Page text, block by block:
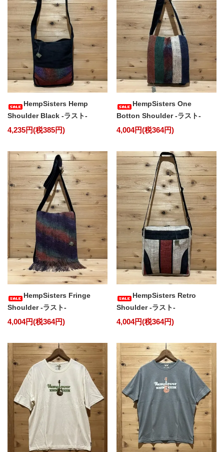
HempSisters Hemp
Shoulder Black -ラスト-
4,235円(税385円)
HempSisters One
Botton Shoulder -ラスト-
4,004円(税364円)
HempSisters Fringe
Shoulder -ラスト-
4,004円(税364円)
HempSisters Retro
Shoulder -ラスト-
4,004円(税364円)